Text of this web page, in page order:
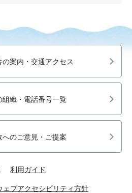
の案内・交通アクセス
組織・電話番号一覧
へのご意見・ご提案
利用ガイド
ェブアクセシビリティ方針